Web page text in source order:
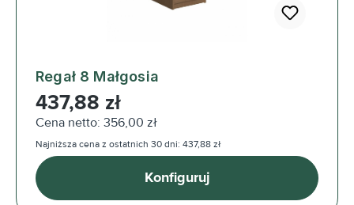
Regał 8 Małgosia
Cena regularna:
437,88 zł
Cena netto: 356,00 zł
Najniższa cena z ostatnich 30 dni: 437,88 zł
Konfiguruj